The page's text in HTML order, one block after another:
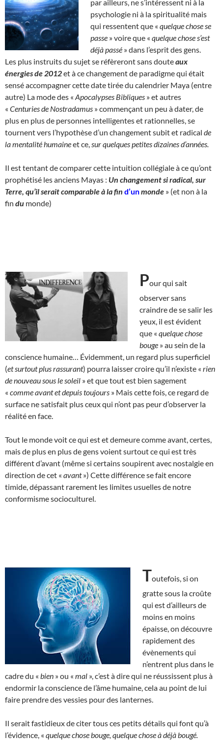
par ailleurs, ne s’intéressent ni à la
psychologie ni à la spiritualité mais
qui ressentent que « quelque chose se
passe » voire que « quelque chose s’est
déjà passé » dans l’esprit des gens.
Les plus instruits du sujet se réfèreront sans douteaux
énergies de 2012et à ce changement de paradigme qui était
sensé accompagner cette date tirée du calendrier Maya (entre
autre) La mode des « Apocalypses Bibliques » et autres
« Centuries de Nostradamus » commençant un peu à dater, de
plus en plus de personnes intelligentes et rationnelles, se
tournent vers l’hypothèse d’un changement subit et radical de
la mentalité humaineet ce, sur quelques petites dizaines d’années.
Il est tentant de comparer cette intuition collégiale à ce qu’ont
prophétisé les anciens Mayas : Un changement si radical, sur
Terre, qu’il serait comparable à la fin d’unmonde » (et non à la
fin du monde)
Pour qui sait
observer sans
craindre de se salir les
yeux, il est évident
que « quelque chose
bouge » au sein de la
conscience humaine… Évidemment, un regard plus superficiel
(et surtout plus rassurant) pourra laisser croire qu’il n’existe « rien
de nouveau sous le soleil » et que tout est bien sagement
« comme avant et depuis toujours » Mais cette fois, ce regard de
surface ne satisfait plus ceux qui n’ont pas peur d’observer la
réalité en face.
Tout le monde voit ce qui est et demeure comme avant, certes,
mais de plus en plus de gens voient surtout ce qui est très
différent d’avant (même si certains soupirent avec nostalgie en
direction de cet « avant») Cette différence se fait encore
timide, dépassant rarement les limites usuelles de notre
conformisme socioculturel.
Toutefois, si on
gratte sous la croûte
qui est d’ailleurs de
moins en moins
épaisse, on découvre
rapidement des
évènements qui
n’entrent plus dans le
cadre du « bien » ou « mal », c’est à dire qui ne réussissent plus à
endormir la conscience de l’âme humaine, cela au point de lui
faire prendre des vessies pour des lanternes.
Il serait fastidieux de citer tous ces petits détails qui font qu’à
l’évidence, « quelque chose bouge, quelque chose à déjà bougé.